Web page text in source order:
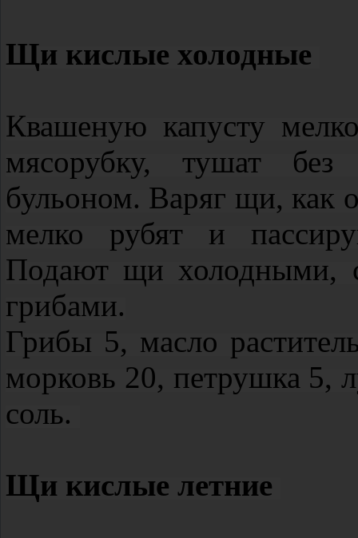
Щи кислые холодные
Квашеную капусту
мясорубку, тушат
бульоном. Варяг щи, как
мелко рубят и
Подают щи холодными,
грибами.
Грибы 5, масло
морковь 20, петрушка 5,
соль.
Щи кислые летние